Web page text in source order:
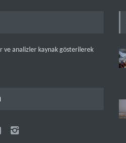
ve analizler kaynak gösterilerek